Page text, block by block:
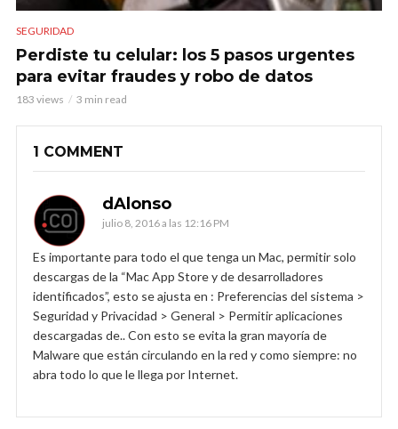
SEGURIDAD
Perdiste tu celular: los 5 pasos urgentes
para evitar fraudes y robo de datos
183 views 3 min read
1 COMMENT
dAlonso
julio 8, 2016 a las 12:16 PM
Es importante para todo el que tenga un Mac, permitir solo
descargas de la “Mac App Store y de desarrolladores
identificados”, esto se ajusta en : Preferencias del sistema >
Seguridad y Privacidad > General > Permitir aplicaciones
descargadas de.. Con esto se evita la gran mayoría de
Malware que están circulando en la red y como siempre: no
abra todo lo que le llega por Internet.